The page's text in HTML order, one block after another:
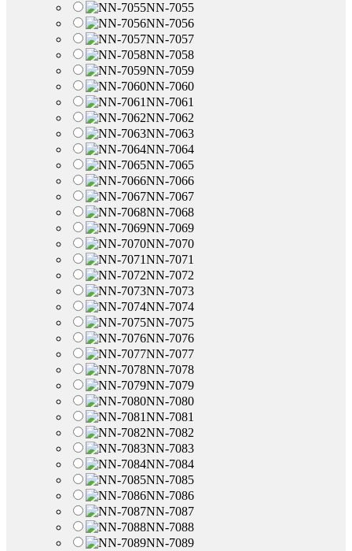
NN-7055
NN-7056
NN-7057
NN-7058
NN-7059
NN-7060
NN-7061
NN-7062
NN-7063
NN-7064
NN-7065
NN-7066
NN-7067
NN-7068
NN-7069
NN-7070
NN-7071
NN-7072
NN-7073
NN-7074
NN-7075
NN-7076
NN-7077
NN-7078
NN-7079
NN-7080
NN-7081
NN-7082
NN-7083
NN-7084
NN-7085
NN-7086
NN-7087
NN-7088
NN-7089